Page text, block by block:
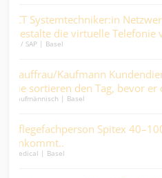
& Telefonie 80–100 % -
von morgen.
Disposition 100% –
er durcheinandergerät....
- Pflege, die zuhause
der